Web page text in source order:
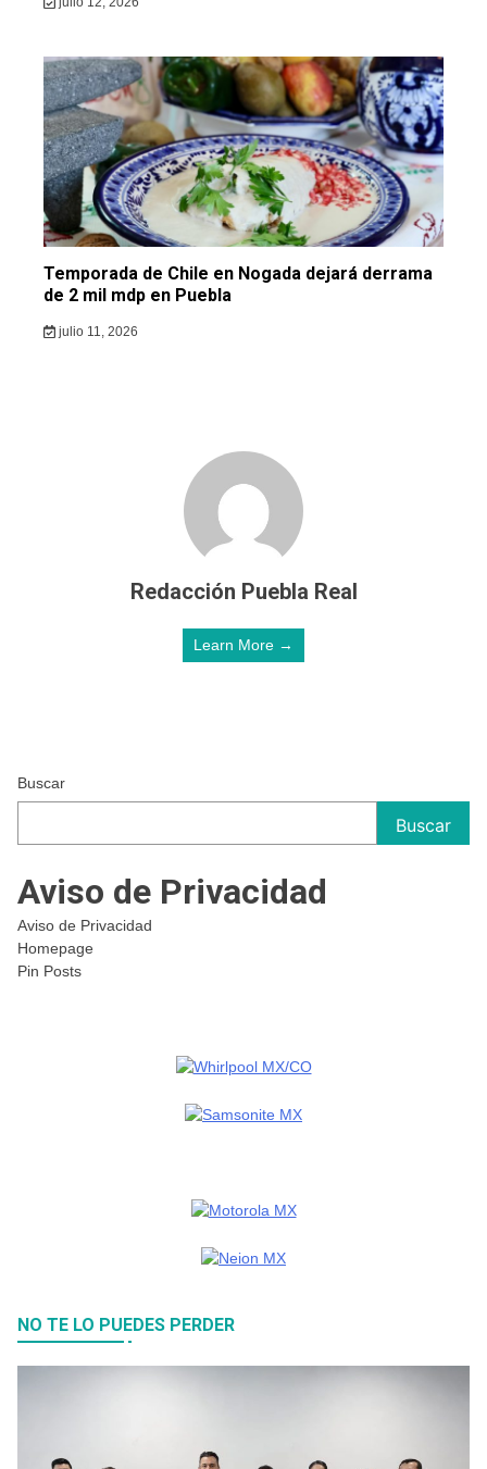
Temporada de Chile en Nogada dejará derrama
de 2 mil mdp en Puebla
julio 11, 2026
Redacción Puebla Real
Learn More →
Buscar
Buscar
Aviso de Privacidad
Aviso de Privacidad
Homepage
Pin Posts
NO TE LO PUEDES PERDER